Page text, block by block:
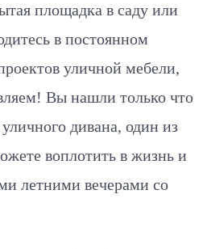
площадка в саду или
в постоянном
уличной мебели,
Вы нашли только что
дивана, один из
воплотить в жизнь и
летними вечерами со